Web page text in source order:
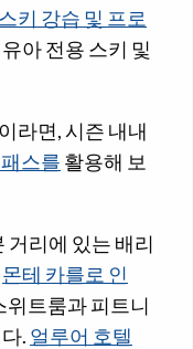
스키 강습 및 프로
아 전용 스키 및
라면, 시즌 내내
스를 활용해 보
거리에 있는 배리
몬테 카를로 인
위트룸과 피트니
. 얼루어 호텔